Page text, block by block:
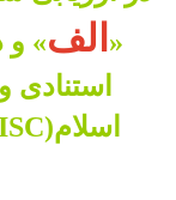
« الف» و
اسلام(ISC) موفق به کسب